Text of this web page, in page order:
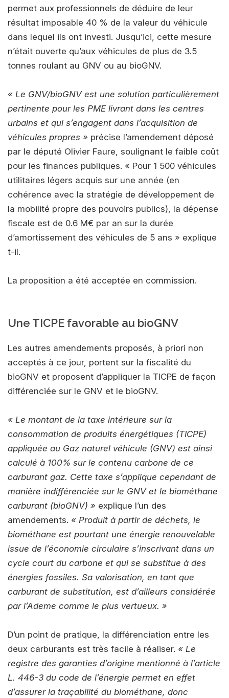
permet aux professionnels de déduire de leur
résultat imposable 40 % de la valeur du véhicule
dans lequel ils ont investi. Jusqu’ici, cette mesure
n’était ouverte qu’aux véhicules de plus de 3.5
tonnes roulant au GNV ou au bioGNV.
« Le GNV/bioGNV est une solution particulièrement
pertinente pour les PME livrant dans les centres
urbains et qui s’engagent dans l’acquisition de
véhicules propres » précise l’amendement déposé
par le député Olivier Faure, soulignant le faible coût
pour les finances publiques. « Pour 1 500 véhicules
utilitaires légers acquis sur une année (en
cohérence avec la stratégie de développement de
la mobilité propre des pouvoirs publics), la dépense
fiscale est de 0.6 M€ par an sur la durée
d’amortissement des véhicules de 5 ans » explique
t-il.
La proposition a été acceptée en commission.
Une TICPE favorable au bioGNV
Les autres amendements proposés, à priori non
acceptés à ce jour, portent sur la fiscalité du
bioGNV et proposent d’appliquer la TICPE de façon
différenciée sur le GNV et le bioGNV.
« Le montant de la taxe intérieure sur la
consommation de produits énergétiques (TICPE)
appliquée au Gaz naturel véhicule (GNV) est ainsi
calculé à 100% sur le contenu carbone de ce
carburant gaz. Cette taxe s’applique cependant de
manière indifférenciée sur le GNV et le biométhane
carburant (bioGNV) » explique l’un des
amendements. « Produit à partir de déchets, le
biométhane est pourtant une énergie renouvelable
issue de l’économie circulaire s’inscrivant dans un
cycle court du carbone et qui se substitue à des
énergies fossiles. Sa valorisation, en tant que
carburant de substitution, est d’ailleurs considérée
par l’Ademe comme le plus vertueux. »
D’un point de pratique, la différenciation entre les
deux carburants est très facile à réaliser. « Le
registre des garanties d’origine mentionné à l’article
L. 446-3 du code de l’énergie permet en effet
d’assurer la traçabilité du biométhane, donc